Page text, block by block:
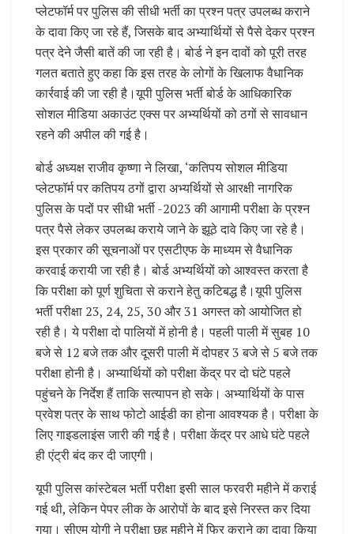
प्लेटफॉर्म पर पुलिस की सीधी भर्ती का प्रश्न पत्र उपलब्ध कराने
के दावा किए जा रहे हैं, जिसके बाद अभ्यार्थियों से पैसे देकर प्रश्न
पत्र देने जैसी बातें की जा रही है। बोर्ड ने इन दावों को पूरी तरह
गलत बताते हुए कहा कि इस तरह के लोगों के खिलाफ वैधानिक
कार्रवाई की जा रही है।यूपी पुलिस भर्ती बोर्ड के आधिकारिक
सोशल मीडिया अकाउंट एक्स पर अभ्यर्थियों को ठगों से सावधान
रहने की अपील की गई है।
बोर्ड अध्यक्ष राजीव कृष्णा ने लिखा, ‘कतिपय सोशल मीडिया
प्लेटफॉर्म पर कतिपय ठगों द्वारा अभ्यर्थियों से आरक्षी नागरिक
पुलिस के पदों पर सीधी भर्ती -2023 की आगामी परीक्षा के प्रश्न
पत्र पैसे लेकर उपलब्ध कराये जाने के झूठे दावे किए जा रहे है।
इस प्रकार की सूचनाओं पर एसटीएफ के माध्यम से वैधानिक
करवाई करायी जा रही है। बोर्ड अभ्यर्थियों को आश्वस्त करता है
कि परीक्षा को पूर्ण शुचिता से कराने हेतु कटिबद्ध है।यूपी पुलिस
भर्ती परीक्षा 23, 24, 25, 30 और 31 अगस्त को आयोजित हो
रही है। ये परीक्षा दो पालियों में होनी है। पहली पाली में सुबह 10
बजे से 12 बजे तक और दूसरी पाली में दोपहर 3 बजे से 5 बजे तक
परीक्षा होनी है। अभ्यार्थियों को परीक्षा केंद्र पर दो घंटे पहले
पहुंचने के निर्देश हैं ताकि सत्यापन हो सके। अभ्यार्थियों के पास
प्रवेश पत्र के साथ फोटो आईडी का होना आवश्यक है। परीक्षा के
लिए गाइडलाइंस जारी की गई है। परीक्षा केंद्र पर आधे घंटे पहले
ही एंट्री बंद कर दी जाएगी।
यूपी पुलिस कांस्टेबल भर्ती परीक्षा इसी साल फरवरी महीने में कराई
गई थी, लेकिन पेपर लीक के आरोपों के बाद इसे निरस्त कर दिया
गया। सीएम योगी ने परीक्षा छह महीने में फिर कराने का दावा किया